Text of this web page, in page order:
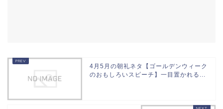
4月5月の朝礼ネタ【ゴールデンウィーク
のおもしろいスピーチ】一目置かれる...